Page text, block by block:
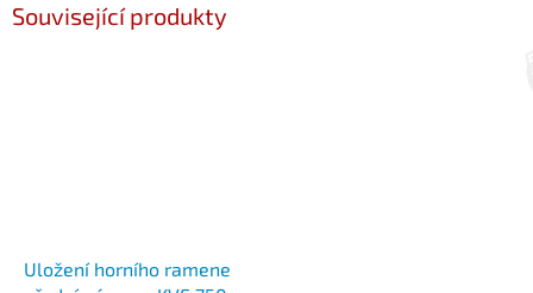
Související produkty
Uložení horního ramene